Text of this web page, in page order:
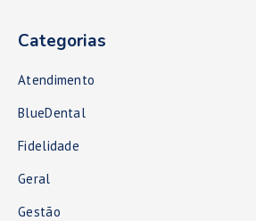
Categorias
Atendimento
BlueDental
Fidelidade
Geral
Gestão